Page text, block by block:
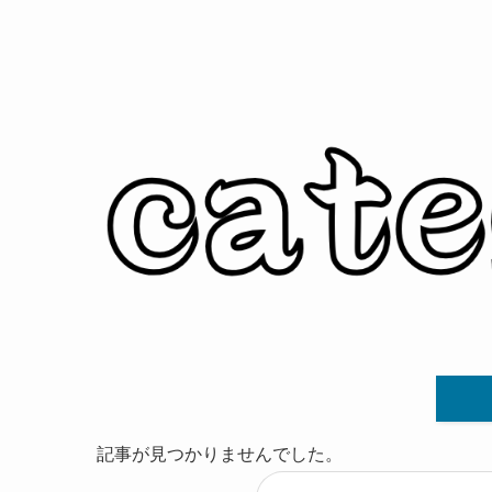
記事が見つかりませんでした。